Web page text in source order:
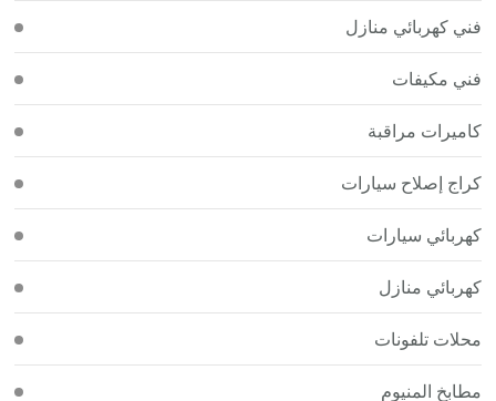
فني كهربائي منازل
فني مكيفات
كاميرات مراقبة
كراج إصلاح سيارات
كهربائي سيارات
كهربائي منازل
محلات تلفونات
مطابخ المنيوم